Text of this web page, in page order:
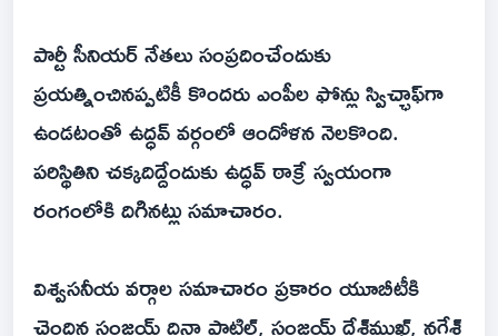
పార్టీ సీనియర్‌ నేతలు సంప్రదించేందుకు
ప్రయత్నించినప్పటికీ కొందరు ఎంపీల ఫోన్లు స్విచ్ఛాఫ్‌గా
ఉండటంతో ఉద్ధవ్‌ వర్గంలో ఆందోళన నెలకొంది.
పరిస్థితిని చక్కదిద్దేందుకు ఉద్ధవ్‌ ఠాక్రే స్వయంగా
రంగంలోకి దిగినట్లు సమాచారం.
విశ్వసనీయ వర్గాల సమాచారం ప్రకారం యూబీటీకి
చెందిన సంజయ్‌ దినా పాటిల్‌, సంజయ్‌ దేశ్‌ముఖ్‌, నగేశ్‌